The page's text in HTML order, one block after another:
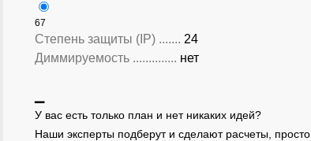
67
Степень защиты (IP) ....... 24
Диммируемость .............. нет
У вас есть только план и нет никаких идей?
Наши эксперты подберут и сделают расчеты, просто